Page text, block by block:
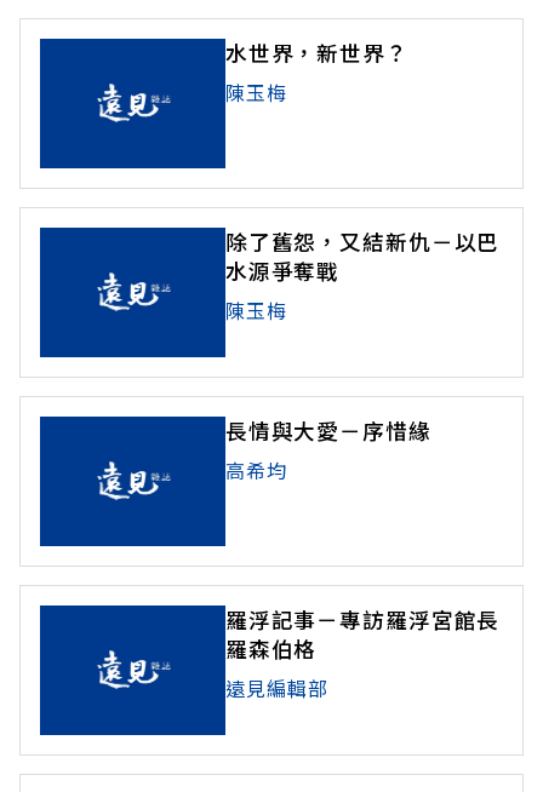
水世界，新世界？
陳玉梅
除了舊怨，又結新仇－以巴
水源爭奪戰
陳玉梅
長情與大愛－序惜緣
高希均
羅浮記事－專訪羅浮宮館長
羅森伯格
遠見編輯部